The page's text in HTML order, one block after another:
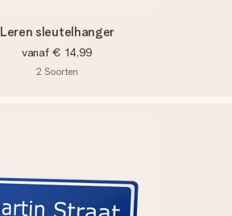
Leren sleutelhanger
vanaf € 14,99
2 Soorten